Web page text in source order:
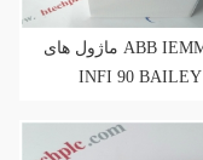
ماژول های ABB IEMMU04
INFI 90 BAILEY